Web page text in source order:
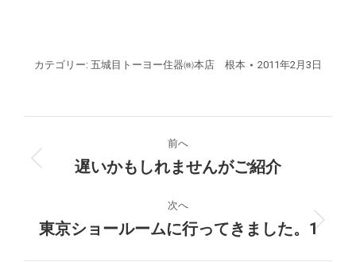
カテゴリー: 五城目トーヨー住器㈱本店 根本 2011年2月3日
稿
ビ
前へ
前
投
稿:
遅いかもしれませんがご紹介
次へ
次
東京ショールームに行ってきました。1